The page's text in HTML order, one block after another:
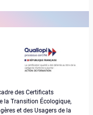
des Certificats
la Transition Écologique,
et des Usagers de la